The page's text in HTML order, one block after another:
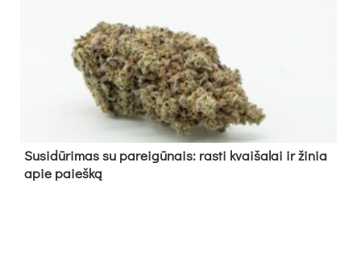
Su­si­dū­ri­mas su pa­rei­gū­nais: ras­ti kvai­ša­lai ir ži­nia
apie paieš­ką